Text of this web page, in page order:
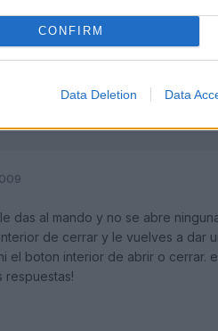
CONFIRM
Data Deletion Data
el cierre automatico de
das al mando y no se abre
de cerrar y le vuelves a dar
el boton interior de abrir o cerrar.
respuestas!